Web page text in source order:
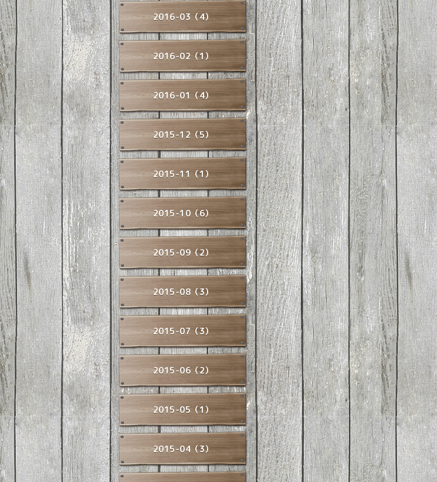
2016-03（4）
2016-02（1）
2016-01（4）
2015-12（5）
2015-11（1）
2015-10（6）
2015-09（2）
2015-08（3）
2015-07（3）
2015-06（2）
2015-05（1）
2015-04（3）